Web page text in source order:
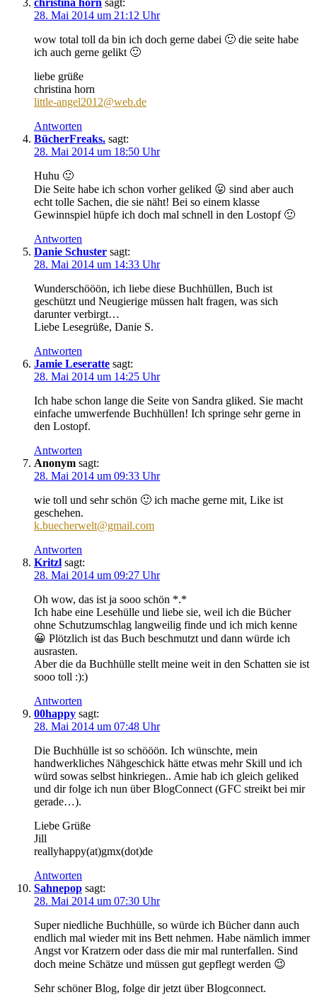
28. Mai 2014 um 21:12 Uhr
wow total toll da bin ich doch gerne dabei 🙂 die seite habe
ich auch gerne gelikt 🙂
liebe grüße
christina horn
little-angel2012@web.de
Antworten
BücherFreaks. sagt:
28. Mai 2014 um 18:50 Uhr
Huhu 🙂
Die Seite habe ich schon vorher geliked 😛 sind aber auch
echt tolle Sachen, die sie näht! Bei so einem klasse
Gewinnspiel hüpfe ich doch mal schnell in den Lostopf 🙂
Antworten
Danie Schuster sagt:
28. Mai 2014 um 14:33 Uhr
Wunderschööön, ich liebe diese Buchhüllen, Buch ist
geschützt und Neugierige müssen halt fragen, was sich
darunter verbirgt…
Liebe Lesegrüße, Danie S.
Antworten
Jamie Leseratte sagt:
28. Mai 2014 um 14:25 Uhr
Ich habe schon lange die Seite von Sandra gliked. Sie macht
einfache umwerfende Buchhüllen! Ich springe sehr gerne in
den Lostopf.
Antworten
Anonym sagt:
28. Mai 2014 um 09:33 Uhr
wie toll und sehr schön 🙂 ich mache gerne mit, Like ist
geschehen.
k.buecherwelt@gmail.com
Antworten
Kritzl sagt:
28. Mai 2014 um 09:27 Uhr
Oh wow, das ist ja sooo schön *.*
Ich habe eine Lesehülle und liebe sie, weil ich die Bücher
ohne Schutzumschlag langweilig finde und ich mich kenne
😀 Plötzlich ist das Buch beschmutzt und dann würde ich
ausrasten.
Aber die da Buchhülle stellt meine weit in den Schatten sie ist
sooo toll :):)
Antworten
00happy sagt:
28. Mai 2014 um 07:48 Uhr
Die Buchhülle ist so schööön. Ich wünschte, mein
handwerkliches Nähgeschick hätte etwas mehr Skill und ich
würd sowas selbst hinkriegen.. Amie hab ich gleich geliked
und dir folge ich nun über BlogConnect (GFC streikt bei mir
gerade…).
Liebe Grüße
Jill
reallyhappy(at)gmx(dot)de
Antworten
Sahnepop sagt:
28. Mai 2014 um 07:30 Uhr
Super niedliche Buchhülle, so würde ich Bücher dann auch
endlich mal wieder mit ins Bett nehmen. Habe nämlich immer
Angst vor Kratzern oder dass die mir mal runterfallen. Sind
doch meine Schätze und müssen gut gepflegt werden 😉
Sehr schöner Blog, folge dir jetzt über Blogconnect.